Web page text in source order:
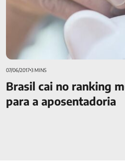
07/06/20173 MINS
Brasil cai no ranking
para a aposentadoria